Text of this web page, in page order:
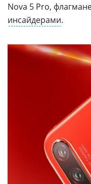
Nova 5 Pro,
инсайдерами.